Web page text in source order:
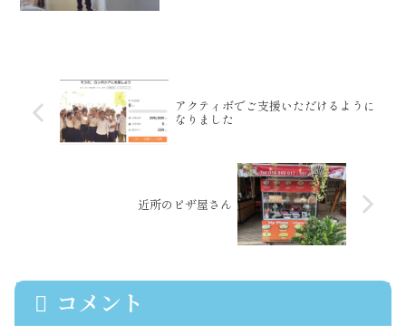
アクティボでご支援いただけるように
なりました
近所のピザ屋さん
コメント